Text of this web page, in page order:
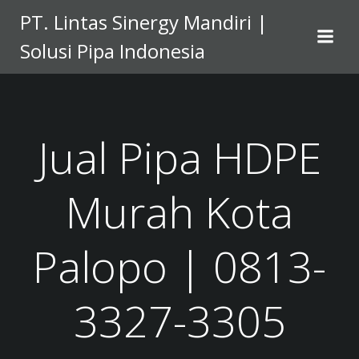
to
content
PT. Lintas Sinergy Mandiri |
Solusi Pipa Indonesia
Jual Pipa HDPE
Murah Kota
Palopo | 0813-
3327-3305